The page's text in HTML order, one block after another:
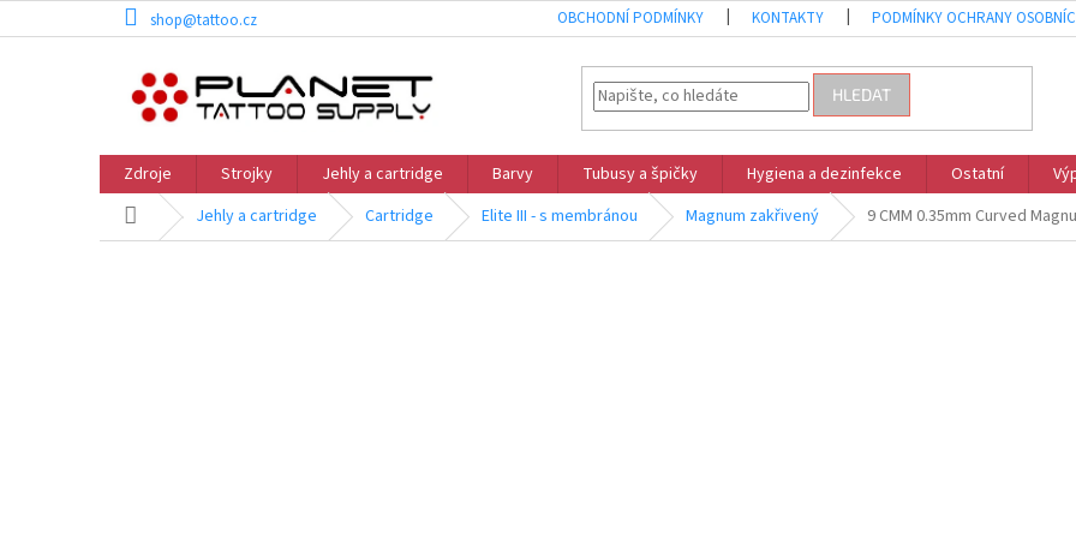
na
shop@tattoo.cz OBCHODNÍ PODMÍNKY KONTAKTY PODMÍNKY OCHRANY
HLEDAT
Zdroje Strojky Jehly a cartridge Barvy Tubusy a špičky Hygiena a dezinfekce Ostatní
Domů Jehly a cartridge Cartridge Elite III - s membránou Magnum zakřivený 9 CMM 0.35mm Curved